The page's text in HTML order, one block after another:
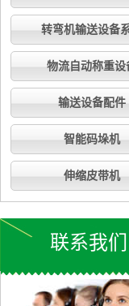
转弯机输送设备
物流自动称重设
输送设备配件
智能码垛机
伸缩皮带机
联系我们